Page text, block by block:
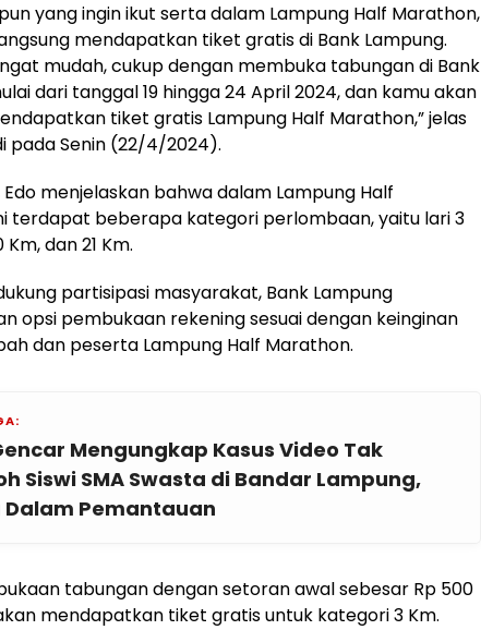
yang ingin ikut serta dalam Lampung Half Marathon,
mendapatkan tiket gratis di Bank Lampung.
mudah, cukup dengan membuka tabungan di Bank
dari tanggal 19 hingga 24 April 2024, dan kamu akan
tiket gratis Lampung Half Marathon,” jelas
pada Senin (22/4/2024).
Edo menjelaskan bahwa dalam Lampung Half
terdapat beberapa kategori perlombaan, yaitu lari 3
Km, dan 21 Km.
partisipasi masyarakat, Bank Lampung
opsi pembukaan rekening sesuai dengan keinginan
dan peserta Lampung Half Marathon.
Mengungkap Kasus Video Tak
Siswi SMA Swasta di Bandar Lampung,
Dalam Pemantauan
tabungan dengan setoran awal sebesar Rp 500
mendapatkan tiket gratis untuk kategori 3 Km.